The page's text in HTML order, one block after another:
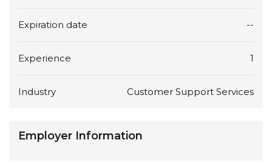
Expiration date --
Experience 1
Industry Customer Support Services
Employer Information